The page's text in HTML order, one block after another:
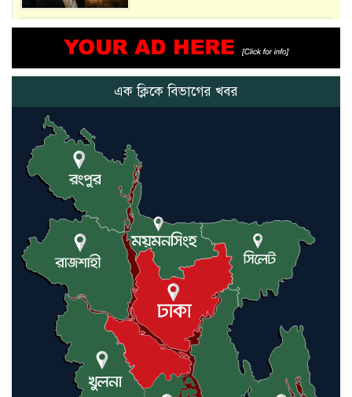
মানুষের উপকার হয় : প্রধানমন্ত্রী
যুক্তরাষ্ট্র ও ইসরায়েল বাদে হরমুজ
প্রণালি সবার জন্য উন্মুক্ত: আরাকচি
এবার চীনের দ্বারস্থ হলেন ডোনাল্ড
ট্রাম্প
ইরানে কঠোর হামলা অব্যাহত রাখতে
ট্রাম্পকে আহ্বান সৌদি আরবের
এক ক্লিকে বিভাগের খবর